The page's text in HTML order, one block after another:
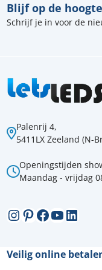
Palenrij 4,
5411LX Zeeland (N-
Openingstijden
Maandag - vrijdag
Instagram
Pinterest
Facebook
YouTube
Blijf op de
Schrijf je in voor de
Veilig online